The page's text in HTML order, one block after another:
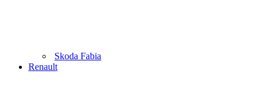
Skoda Fabia
Renault